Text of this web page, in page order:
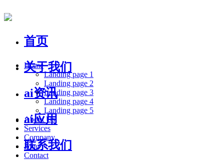
首页
关于我们
ai资讯
ai应用
联系我们
Home
Landing page 1
Landing page 2
Landing page 3
Landing page 4
Landing page 5
About Us
Services
Company
Blog
Contact